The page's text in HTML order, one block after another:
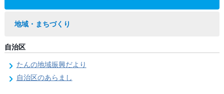
地域・まちづくり
自治区
たんの地域振興だより
自治区のあらまし